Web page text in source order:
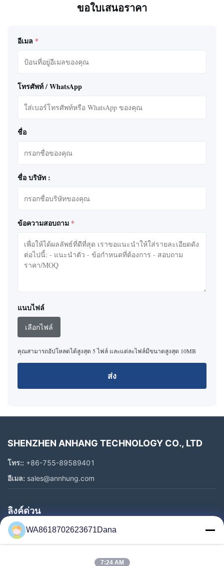
ขอใบเสนอราคา
อีเมล *
โทรศัพท์ / WhatsApp
ชื่อ
ชื่อ บริษัท :
ข้อความสอบถาม *
แนบไฟล์
เลือกไฟล์
คุณสามารถอัปโหลดได้สูงสุด 5 ไฟล์ และแต่ละไฟล์มีขนาดสูงสุด 10MB
ส่ง
SHENZHEN ANHANG TECHNOLOGY CO., LTD
โทร:: +86-755-89589401
อีเมล: sales@annhung.com
ลิงค์ด่วน
บ้าน
สินค้า
WA8618702623671Dana
7:24 AM